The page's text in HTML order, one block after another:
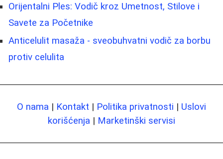
Orijentalni Ples: Vodič kroz Umetnost, Stilove i
Savete za Početnike
Anticelulit masaža - sveobuhvatni vodič za borbu
protiv celulita
O nama | Kontakt | Politika privatnosti | Uslovi
korišćenja | Marketinški servisi